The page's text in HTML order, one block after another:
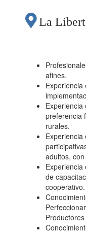
La
afines.
preferencia
rurales.
adultos,
de
cooperativo.